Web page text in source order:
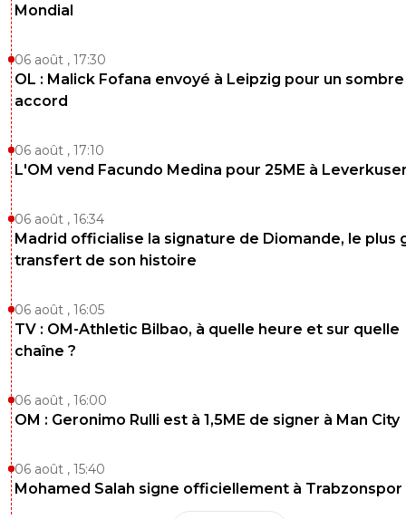
Mondial
06 août , 17:30
OL : Malick Fofana envoyé à Leipzig pour un sombre
accord
06 août , 17:10
L'OM vend Facundo Medina pour 25ME à
06 août , 16:34
Madrid officialise la signature de Diomande, le plus
transfert de son histoire
06 août , 16:05
TV : OM-Athletic Bilbao, à quelle heure et sur quelle
chaîne ?
06 août , 16:00
OM : Geronimo Rulli est à 1,5ME de signer à Man City
06 août , 15:40
Mohamed Salah signe officiellement à Trabzonspor